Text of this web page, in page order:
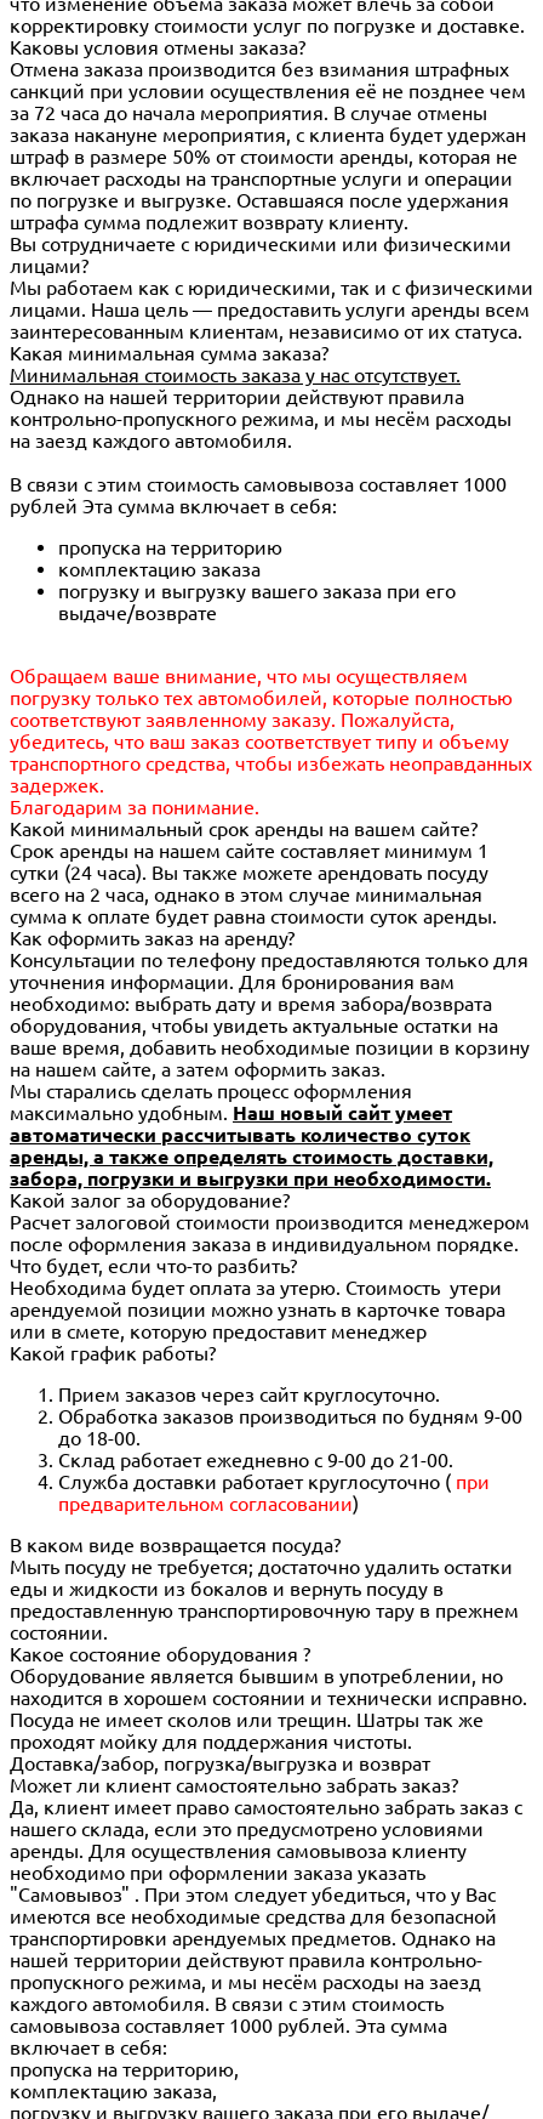
корректировку стоимости услуг по погрузке и доставке.
Каковы условия отмены заказа?
Отмена заказа производится без взимания штрафных
санкций при условии осуществления её не позднее чем
за 72 часа до начала мероприятия. В случае отмены
заказа накануне мероприятия, с клиента будет удержан
штраф в размере 50% от стоимости аренды, которая не
включает расходы на транспортные услуги и операции
по погрузке и выгрузке. Оставшаяся после удержания
штрафа сумма подлежит возврату клиенту.
Вы сотрудничаете с юридическими или физическими
лицами?
Мы работаем как с юридическими, так и с физическими
лицами. Наша цель — предоставить услуги аренды всем
заинтересованным клиентам, независимо от их статуса.
Какая минимальная сумма заказа?
Минимальная стоимость заказа у нас отсутствует.
Однако на нашей территории действуют правила
контрольно-пропускного режима, и мы несём расходы
на заезд каждого автомобиля.
В связи с этим стоимость самовывоза составляет 1000
рублей Эта сумма включает в себя:
пропуска на территорию
комплектацию заказа
погрузку и выгрузку вашего заказа при его
выдаче/возврате
Обращаем ваше внимание, что мы осуществляем
погрузку только тех автомобилей, которые полностью
соответствуют заявленному заказу. Пожалуйста,
убедитесь, что ваш заказ соответствует типу и объему
транспортного средства, чтобы избежать неоправданных
задержек.
Благодарим за понимание.
Какой минимальный срок аренды на вашем сайте?
Срок аренды на нашем сайте составляет минимум 1
сутки (24 часа). Вы также можете арендовать посуду
всего на 2 часа, однако в этом случае минимальная
сумма к оплате будет равна стоимости суток аренды.
Как оформить заказ на аренду?
Консультации по телефону предоставляются только для
уточнения информации. Для бронирования вам
необходимо: выбрать дату и время забора/возврата
оборудования, чтобы увидеть актуальные остатки на
ваше время, добавить необходимые позиции в корзину
на нашем сайте, а затем оформить заказ.
Мы старались сделать процесс оформления
максимально удобным. Наш новый сайт умеет
автоматически рассчитывать количество суток
аренды, а также определять стоимость доставки,
забора, погрузки и выгрузки при необходимости.
Какой залог за оборудование?
Расчет залоговой стоимости производится менеджером
после оформления заказа в индивидуальном порядке.
Что будет, если что-то разбить?
Необходима будет оплата за утерю. Стоимость утери
арендуемой позиции можно узнать в карточке товара
или в смете, которую предоставит менеджер
Какой график работы?
Прием заказов через сайт круглосуточно.
Обработка заказов производиться по будням 9-00
до 18-00.
Склад работает ежедневно с 9-00 до 21-00.
Служба доставки работает круглосуточно ( при
предварительном согласовании)
В каком виде возвращается посуда?
Мыть посуду не требуется; достаточно удалить остатки
еды и жидкости из бокалов и вернуть посуду в
предоставленную транспортировочную тару в прежнем
состоянии.
Какое состояние оборудования ?
Оборудование является бывшим в употреблении, но
находится в хорошем состоянии и технически исправно.
Посуда не имеет сколов или трещин. Шатры так же
проходят мойку для поддержания чистоты.
Доставка/забор, погрузка/выгрузка и возврат
Может ли клиент самостоятельно забрать заказ?
Да, клиент имеет право самостоятельно забрать заказ с
нашего склада, если это предусмотрено условиями
аренды. Для осуществления самовывоза клиенту
необходимо при оформлении заказа указать
"Самовывоз" . При этом следует убедиться, что у Вас
имеются все необходимые средства для безопасной
транспортировки арендуемых предметов. Однако на
нашей территории действуют правила контрольно-
пропускного режима, и мы несём расходы на заезд
каждого автомобиля. В связи с этим стоимость
самовывоза составляет 1000 рублей. Эта сумма
включает в себя:
пропуска на территорию,
комплектацию заказа,
погрузку и выгрузку вашего заказа при его выдаче/